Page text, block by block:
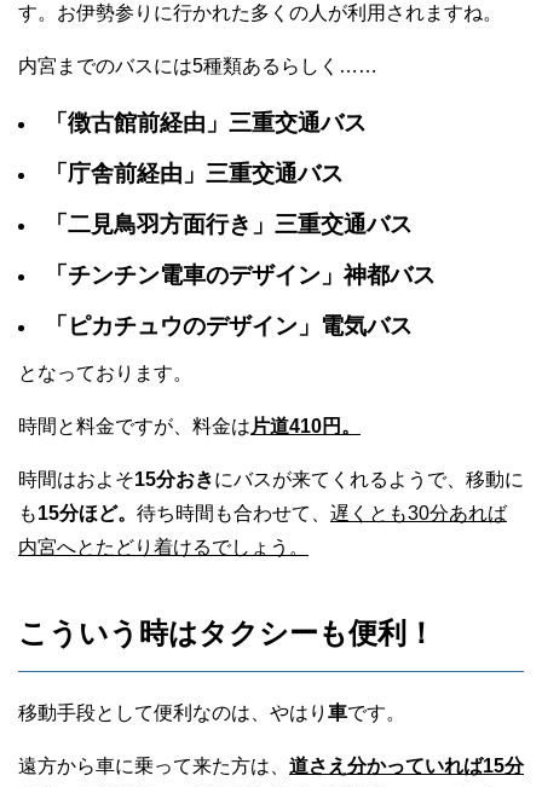
す。お伊勢参りに行かれた多くの人が利用されますね。
内宮までのバスには5種類あるらしく……
「徴古館前経由」三重交通バス
「庁舎前経由」三重交通バス
「二見鳥羽方面行き」三重交通バス
「チンチン電車のデザイン」神都バス
「ピカチュウのデザイン」電気バス
となっております。
時間と料金ですが、料金は 片道410円。
時間はおよそ15分おきにバスが来てくれるようで、移動に
も15分ほど。 待ち時間も合わせて、 遅くとも30分あれば
内宮へとたどり着けるでしょう。
こういう時はタクシーも便利！
移動手段として便利なのは、やはり 車です。
遠方から車に乗って来た方は、 道さえ分かっていれば15分